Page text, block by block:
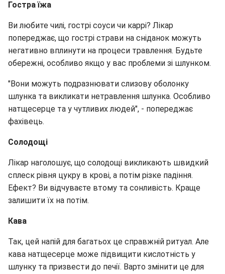
Гостра їжа
Ви любите чилі, гострі соуси чи каррі? Лікар
попереджає, що гострі страви на сніданок можуть
негативно вплинути на процеси травлення. Будьте
обережні, особливо якщо у вас проблеми зі шлунком.
"Вони можуть подразнювати слизову оболонку
шлунка та викликати нетравлення шлунка. Особливо
натщесерце та у чутливих людей", - попереджає
фахівець.
Солодощі
Лікар наголошує, що солодощі викликають швидкий
сплеск рівня цукру в крові, а потім різке падіння.
Ефект? Ви відчуваєте втому та сонливість. Краще
залишити їх на потім.
Кава
Так, цей напій для багатьох це справжній ритуал. Але
кава натщесерце може підвищити кислотність у
шлунку та призвести до печії. Варто змінити це для